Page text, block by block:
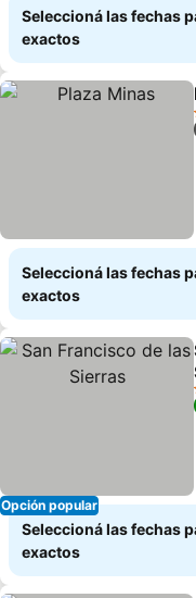
Seleccioná las fechas
exactos
Seleccioná las fechas
exactos
Opción popular
Seleccioná las fechas
exactos